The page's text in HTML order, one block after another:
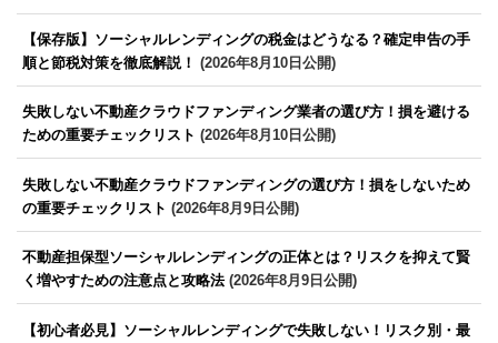
【保存版】ソーシャルレンディングの税金はどうなる？確定申告の手
順と節税対策を徹底解説！ (2026年8月10日公開)
失敗しない不動産クラウドファンディング業者の選び方！損を避ける
ための重要チェックリスト (2026年8月10日公開)
失敗しない不動産クラウドファンディングの選び方！損をしないため
の重要チェックリスト (2026年8月9日公開)
不動産担保型ソーシャルレンディングの正体とは？リスクを抑えて賢
く増やすための注意点と攻略法(2026年8月9日公開)
【初心者必見】ソーシャルレンディングで失敗しない！リスク別・最